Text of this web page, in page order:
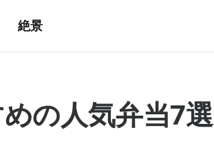
絶景
の人気弁当7選